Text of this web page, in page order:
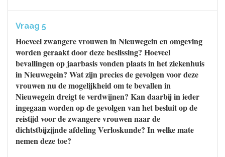
Vraag 5
Hoeveel zwangere vrouwen in Nieuwegein en omgeving
worden geraakt door deze beslissing? Hoeveel
bevallingen op jaarbasis vonden plaats in het ziekenhuis
in Nieuwegein? Wat zijn precies de gevolgen voor deze
vrouwen nu de mogelijkheid om te bevallen in
Nieuwegein dreigt te verdwijnen? Kan daarbij in ieder
ingegaan worden op de gevolgen van het besluit op de
reistijd voor de zwangere vrouwen naar de
dichtstbijzijnde afdeling Verloskunde? In welke mate
nemen deze toe?